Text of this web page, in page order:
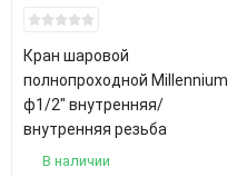
Кран шаровой
полнопроходной Millennium
ф1/2" внутренняя/
внутренняя резьба
В наличии